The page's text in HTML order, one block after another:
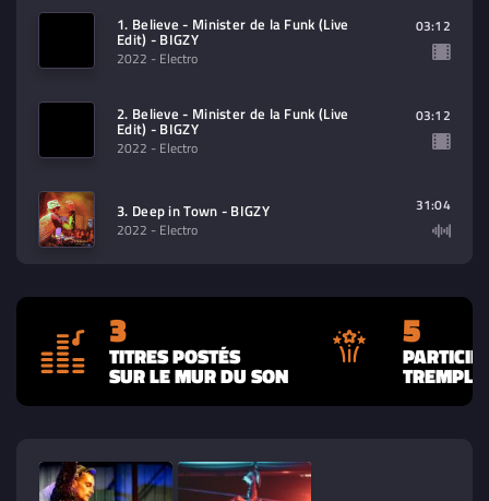
contenu à lire (audio/video)
1. Believe - Minister de la Funk (Live
Edit) - BIGZY
2022 - Electro
03:12
2. Believe - Minister de la Funk (Live
Edit) - BIGZY
2022 - Electro
03:12
3. Deep in Town - BIGZY
2022 - Electro
31:04
3
TITRES POSTÉS
SUR LE MUR DU SON
5